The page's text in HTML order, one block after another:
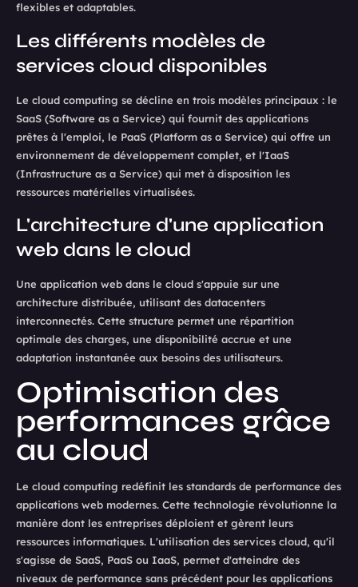
flexibles et adaptables.
Les différents modèles de
services cloud disponibles
Le cloud computing se décline en trois modèles principaux : le
SaaS (Software as a Service) qui fournit des applications
prêtes à l'emploi, le PaaS (Platform as a Service) qui offre un
environnement de développement complet, et l'IaaS
(Infrastructure as a Service) qui met à disposition les
ressources matérielles virtualisées.
L'architecture d'une application
web dans le cloud
Une application web dans le cloud s'appuie sur une
architecture distribuée, utilisant des datacenters
interconnectés. Cette structure permet une répartition
optimale des charges, une disponibilité accrue et une
adaptation instantanée aux besoins des utilisateurs.
Optimisation des
performances grâce
au cloud
Le cloud computing redéfinit les standards de performance des
applications web modernes. Cette technologie révolutionne la
manière dont les entreprises déploient et gèrent leurs
ressources informatiques. L'utilisation des services cloud, qu'il
s'agisse de SaaS, PaaS ou IaaS, permet d'atteindre des
niveaux de performance sans précédent pour les applications